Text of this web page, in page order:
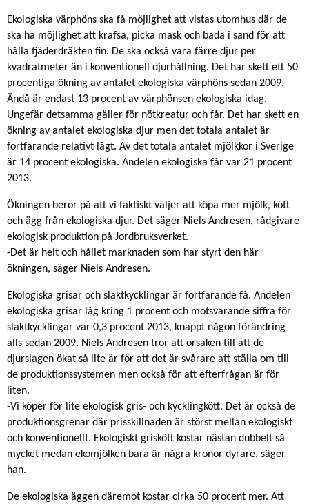
Ekologiska värphöns ska få möjlighet att vistas utomhus där de
ska ha möjlighet att krafsa, picka mask och bada i sand för att
hålla fjäderdräkten fin. De ska också vara färre djur per
kvadratmeter än i konventionell djurhållning. Det har skett ett 50
procentiga ökning av antalet ekologiska värphöns sedan 2009.
Ändå är endast 13 procent av värphönsen ekologiska idag.
Ungefär detsamma gäller för nötkreatur och får. Det har skett en
ökning av antalet ekologiska djur men det totala antalet är
fortfarande relativt lågt. Av det totala antalet mjölkkor i Sverige
är 14 procent ekologiska. Andelen ekologiska får var 21 procent
2013.
Ökningen beror på att vi faktiskt väljer att köpa mer mjölk, kött
och ägg från ekologiska djur. Det säger Niels Andresen, rådgivare
ekologisk produktion på Jordbruksverket.
-Det är helt och hållet marknaden som har styrt den här
ökningen, säger Niels Andresen.
Ekologiska grisar och slaktkycklingar är fortfarande få. Andelen
ekologiska grisar låg kring 1 procent och motsvarande siffra för
slaktkycklingar var 0,3 procent 2013, knappt någon förändring
alls sedan 2009. Niels Andresen tror att orsaken till att de
djurslagen ökat så lite är för att det är svårare att ställa om till
de produktionssystemen men också för att efterfrågan är för
liten.
-Vi köper för lite ekologisk gris- och kycklingkött. Det är också de
produktionsgrenar där prisskillnaden är störst mellan ekologiskt
och konventionellt. Ekologiskt griskött kostar nästan dubbelt så
mycket medan ekomjölken bara är några kronor dyrare, säger
han.
De ekologiska äggen däremot kostar cirka 50 procent mer. Att